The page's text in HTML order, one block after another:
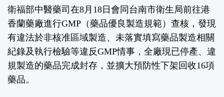
衛福部中醫藥司在8月18日會同台南市衛生局前往港
香蘭藥廠進行GMP（藥品優良製造規範）查核，發現
有違法於非核准區域製造、未落實填寫藥品製造相關
紀錄及執行檢驗等違反GMP情事，全廠現已停產、違
規製造的藥品完成封存，並擴大預防性下架回收16項
藥品。